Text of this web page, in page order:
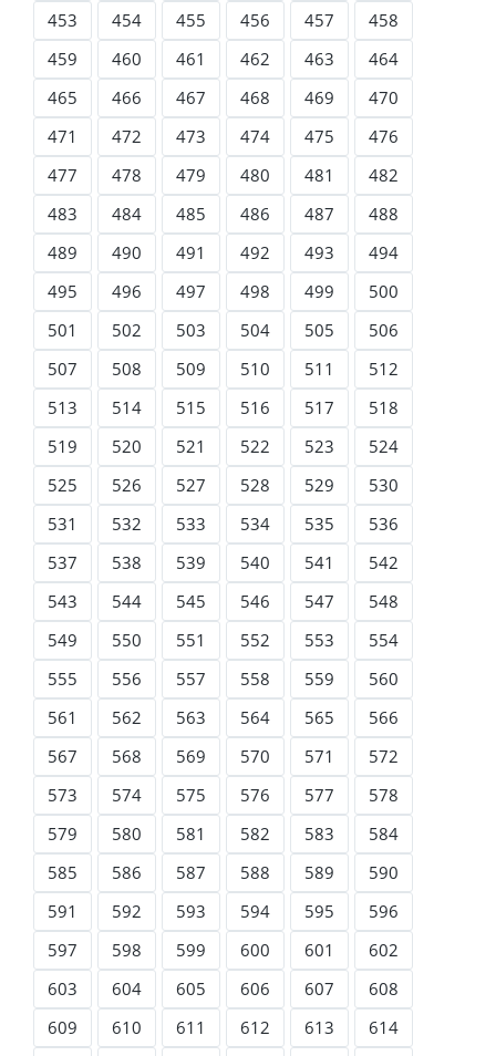
453 454 455 456 457
458
459
460 461 462 463
464
465
466 467 468 469
470
471
472 473 474 475
476
477
478 479 480 481
482
483
484 485 486 487
488
489
490 491 492 493
494
495
496 497 498 499
500
501
502 503 504 505
506
507
508 509 510 511
512
513
514 515 516 517
518
519
520 521 522 523
524
525
526 527 528 529
530
531
532 533 534 535
536
537
538 539 540 541
542
543
544 545 546 547
548
549
550 551 552 553
554
555
556 557 558 559
560
561
562 563 564 565
566
567
568 569 570 571
572
573
574 575 576 577
578
579
580 581 582 583
584
585
586 587 588 589
590
591
592 593 594 595
596
597
598 599 600 601
602
603
604 605 606 607
608
609
610 611 612 613
614